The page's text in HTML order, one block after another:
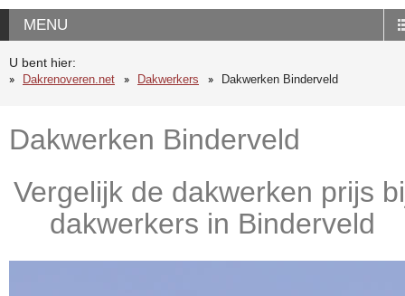
MENU
U bent hier:
Dakrenoveren.net
Dakwerkers Dakwerken Binderveld
Dakwerken Binderveld
Vergelijk de dakwerken prijs
dakwerkers in Binderveld